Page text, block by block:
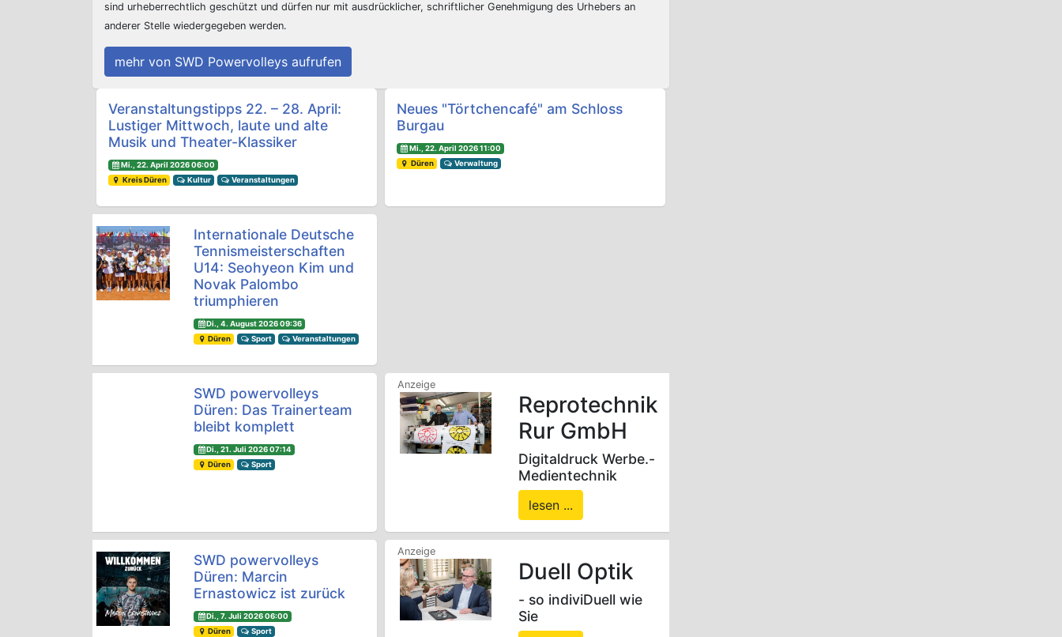
sind urheberrechtlich geschützt und dürfen nur mit ausdrücklicher, schriftlicher Genehmigung des Urhebers an
anderer Stelle wiedergegeben werden.
mehr von SWD Powervolleys aufrufen
Beitrags-Navigation
Veranstaltungstipps 22. – 28. April:
Lustiger Mittwoch, laute und alte
Musik und Theater-Klassiker
Mi., 22. April 2026 06:00
Kreis Düren
Kultur Veranstaltungen
Neues "Törtchencafé" am Schloss
Burgau
Mi., 22. April 2026 11:00
Düren
Verwaltung
Internationale Deutsche
Tennismeisterschaften
U14: Seohyeon Kim und
Novak Palombo
triumphieren
Di., 4. August 2026 09:36
Düren
Sport Veranstaltungen
SWD powervolleys
Düren: Das Trainerteam
bleibt komplett
Di., 21. Juli 2026 07:14
Düren
Sport
Reprotechnik
Rur GmbH
Digitaldruck Werbe.-
Medientechnik
lesen ...
SWD powervolleys
Düren: Marcin
Ernastowicz ist zurück
Di., 7. Juli 2026 06:00
Düren
Sport
Duell Optik
- so indiviDuell wie
Sie